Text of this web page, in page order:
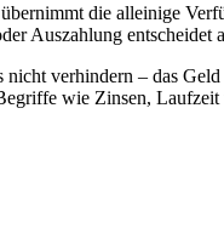
die alleinige
Auszahlung entscheidet
verhindern – das
wie Zinsen,